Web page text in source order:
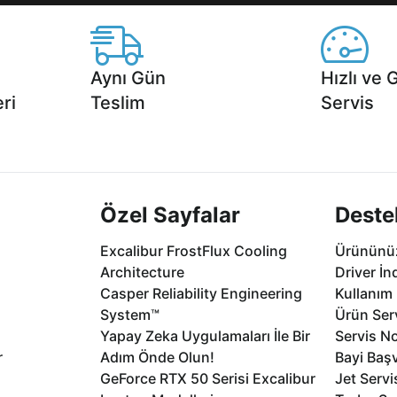
Aynı Gün
Teslim
Hızlı ve
Servis
Özel Sayfalar
Excalibur FrostFlux Cooling
Architecture
Casper Reliability Engineering
System™
Yapay Zeka Uygulamaları İle Bir
Adım Önde Olun!
GeForce RTX 50 Serisi Excalibur
Driver
Kullanım
Ürün
Servis
Bayi
Jet